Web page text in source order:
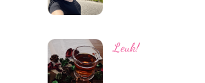
Leuk!